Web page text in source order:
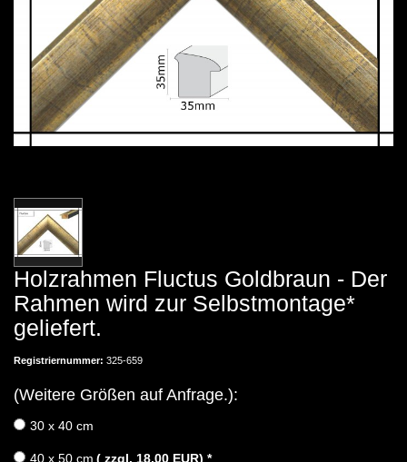
Holzrahmen Fluctus Goldbraun - Der
Rahmen wird zur Selbstmontage*
geliefert.
Registriernummer: 325-659
(Weitere Größen auf Anfrage.):
30 x 40 cm
40 x 50 cm ( zzgl. 18,00 EUR) *